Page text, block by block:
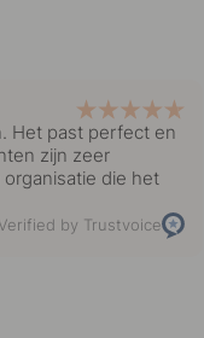
Het past perfect en
zijn zeer
die het
Verified by Trustvoice